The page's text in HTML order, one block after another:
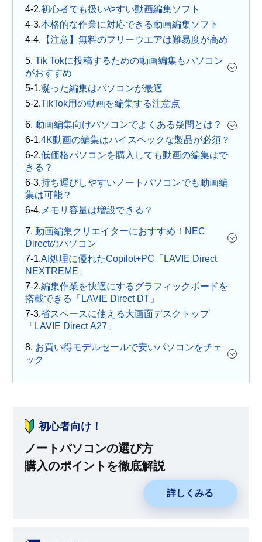
初心者でも扱いやすい動画編集ソフト
本格的な作業に対応できる動画編集ソフト
【注意】無料のフリーウエアは難易度が高め
5. Tik Tokに投稿するための動画編集もパソコン
がおすすめ
凝った編集はパソコンが最適
TikTok用の動画を編集する注意点
6. 動画編集向けパソコンでよくある疑問とは？
4K動画の編集はハイスペックな製品が必須？
低価格パソコンを購入しても動画の編集はで
きる？
持ち運びしやすいノートパソコンでも動画編
集は可能？
メモリ容量は増設できる？
7. 動画編集クリエイターにおすすめ！NEC
Directのパソコン
AI処理に優れたCopilot+PC「LAVIE Direct
NEXTREME」
編集作業を快適にするグラフィックボードを
搭載できる「LAVIE Direct DT」
省スペースに使える大画面デスクトップ
「LAVIE Direct A27」
8. お買い得モデルセールで安いパソコンをチェ
ック
初心者向け！
ノートパソコンの選び方
購入のポイントを徹底解説
詳しくみる